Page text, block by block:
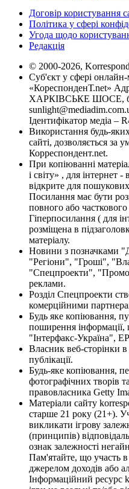
Договір користування
Політика у сфері
Угода щодо
Редакція
© 2000-2026,
Суб'єкт у сфері
«КореспонденТ.net»
ХАРКІВСЬКЕ ШОСЕ,
Ідентифікатор медіа –
Використання будь-
сайті, дозволяється за
Корреспондент.net.
При копіюванні
і світу» , для інтернет
відкрите для
Посилання має бути
повного або
Гіперпосилання ( для
розміщена в
матеріалу.
Новини з позначками
"Регіони", "Гроші",
"Спецпроекти",
реклами.
Розділ Спецпроекти
комерційними
Будь яке копіювання,
поширення інформації,
"Інтерфакс-Україна",
Власник веб-сторінки
публікації.
Будь-яке копіювання,
фотографічних творів
правовласника Getty
Матеріали сайту
старше 21 року (21+).
викликати ігрову
(принципів)
ознак залежності
Пам'ятайте, що участь
джерелом доходів або
Інформаційний ресурс